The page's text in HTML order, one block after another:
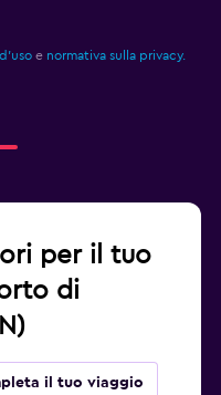
e normativa sulla privacy.
per il tuo
di
il tuo viaggio